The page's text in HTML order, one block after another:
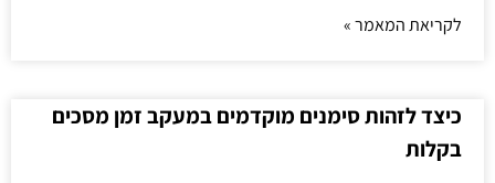
לקריאת המאמר »
כיצד לזהות סימנים מוקדמים במעקב זמן מסכים
בקלות